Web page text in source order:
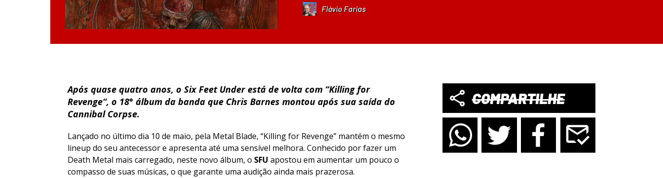
Flávio Farias
Após quase quatro anos, o Six Feet Underestá de volta com “Killing for
Revenge“, o 18° álbum da banda que Chris Barnes montou após sua saída do
Cannibal Corpse.
Lançado no último dia 10 de maio, pela Metal Blade, “Killing for Revenge” mantém o mesmo
lineup do seu antecessor e apresenta até uma sensível melhora. Conhecido por fazer um
Death Metal mais carregado, neste novo álbum, o SFU apostou em aumentar um pouco o
compasso de suas músicas, o que garante uma audição ainda mais prazerosa.
COMPARTILHE